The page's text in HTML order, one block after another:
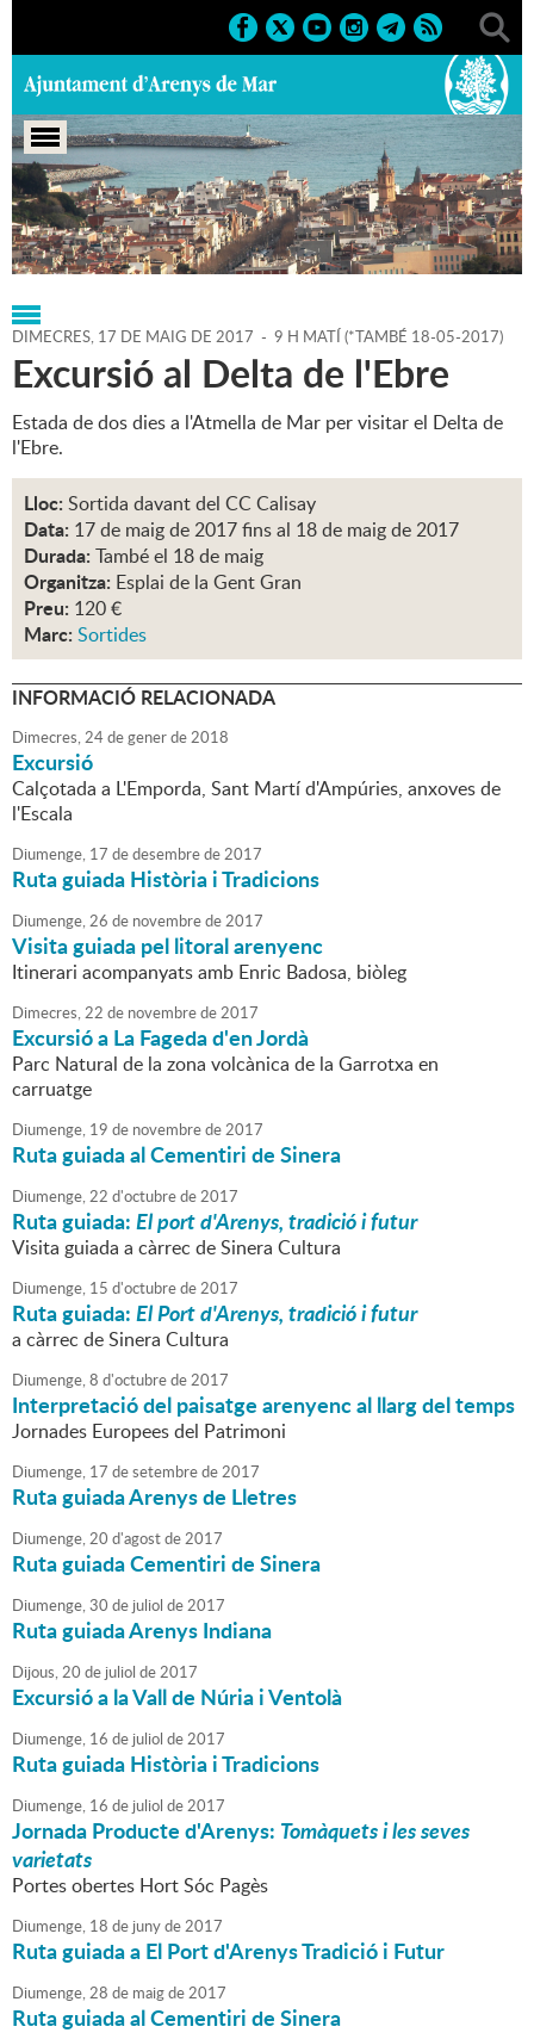
Portada > Agenda > Marcs > 2017 > Sortides
DIMECRES, 17 DE MAIG DE 2017 - 9 H MATÍ (*TAMBÉ 18-05-2017)
Excursió al Delta de l'Ebre
Estada de dos dies a l'Atmella de Mar per visitar el Delta de
l'Ebre.
Lloc: Sortida davant del CC Calisay
Data: 17de maigde2017fins al 18de maigde2017
Durada: També el 18 de maig
Organitza: Esplai de la Gent Gran
Preu: 120 €
Marc: Sortides
INFORMACIÓ RELACIONADA
Dimecres,24degenerde2018
Excursió
Calçotada a L'Emporda, Sant Martí d'Ampúries, anxoves de
l'Escala
Diumenge, 17 dedesembrede2017
Ruta guiada Història i Tradicions
Diumenge,26 de novembrede2017
Visita guiada pel litoral arenyenc
Itinerari acompanyats amb Enric Badosa, biòleg
Dimecres,22 de novembrede2017
Excursió a La Fageda d'en Jordà
Parc Natural de la zona volcànica de la Garrotxa en
carruatge
Diumenge, 19 de novembrede2017
Ruta guiada al Cementiri de Sinera
Diumenge,22 d'octubrede2017
Ruta guiada:El port d'Arenys, tradició i futur
Visita guiada a càrrec de Sinera Cultura
Diumenge, 15 d'octubrede2017
Ruta guiada:El Port d'Arenys, tradició i futur
a càrrec de Sinera Cultura
Diumenge,8 d'octubrede2017
Interpretació del paisatge arenyenc al llarg del temps
Jornades Europees del Patrimoni
Diumenge, 17 desetembrede2017
Ruta guiada Arenys de Lletres
Diumenge,20 d'agostde2017
Ruta guiada Cementiri de Sinera
Diumenge,30 de juliol de2017
Ruta guiada Arenys Indiana
Dijous,20 de juliol de2017
Excursió a la Vall de Núria i Ventolà
Diumenge, 16 de juliol de2017
Ruta guiada Història i Tradicions
Diumenge, 16 de juliol de2017
Jornada Producte d'Arenys: Tomàquets i les seves
varietats
Portes obertes Hort Sóc Pagès
Diumenge, 18 de junyde2017
Ruta guiada a El Port d'Arenys Tradició i Futur
Diumenge,28 de maigde2017
Ruta guiada al Cementiri de Sinera